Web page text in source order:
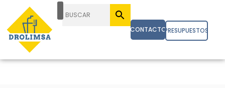
CONTACTOPRESUPUESTOS